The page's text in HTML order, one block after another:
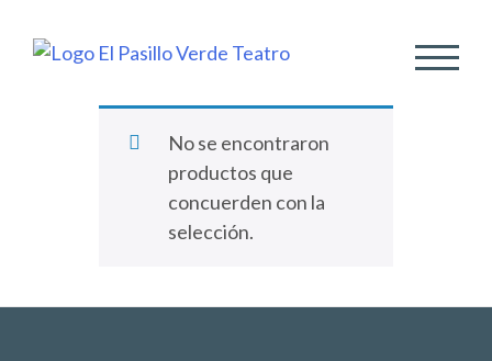
No se encontraron
productos que
concuerden con la
selección.